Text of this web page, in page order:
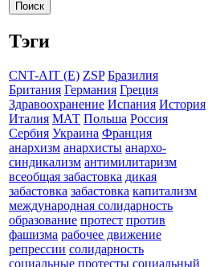
Тэги
CNT-AIT (E) ZSP Бразилия
Британия Германия Греция
Здравоохранение Испания История
Италия МАТ Польша Россия
Сербия Украина Франция
анархизм анархисты анархо-
синдикализм антимилитаризм
всеобщая забастовка дикая
забастовка забастовка капитализм
международная солидарность
образование протест против
фашизма рабочее движение
репрессии солидарность
социальные протесты социальный